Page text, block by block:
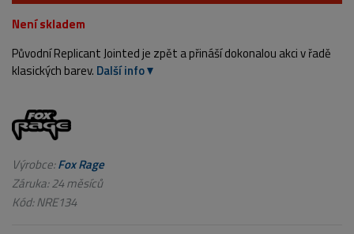
Není skladem
Původní Replicant Jointed je zpět a přináší dokonalou akci v řadě
klasických barev. Další info
Výrobce:Fox Rage
Záruka: 24 měsíců
Kód:NRE134